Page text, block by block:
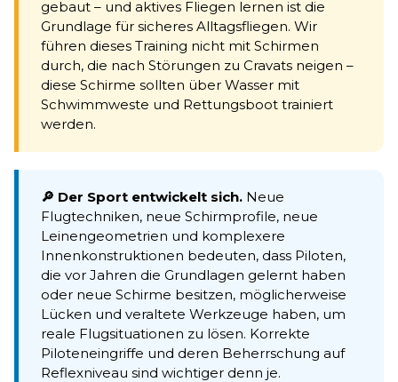
gebaut – und aktives Fliegen lernen ist die
Grundlage für sicheres Alltagsfliegen. Wir
führen dieses Training nicht mit Schirmen
durch, die nach Störungen zu Cravats neigen –
diese Schirme sollten über Wasser mit
Schwimmweste und Rettungsboot trainiert
werden.
🔎 Der Sport entwickelt sich. Neue
Flugtechniken, neue Schirmprofile, neue
Leinengeometrien und komplexere
Innenkonstruktionen bedeuten, dass Piloten,
die vor Jahren die Grundlagen gelernt haben
oder neue Schirme besitzen, möglicherweise
Lücken und veraltete Werkzeuge haben, um
reale Flugsituationen zu lösen. Korrekte
Piloteneingriffe und deren Beherrschung auf
Reflexniveau sind wichtiger denn je.